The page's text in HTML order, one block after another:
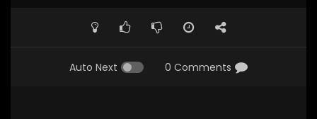
Auto Next 0 Comments